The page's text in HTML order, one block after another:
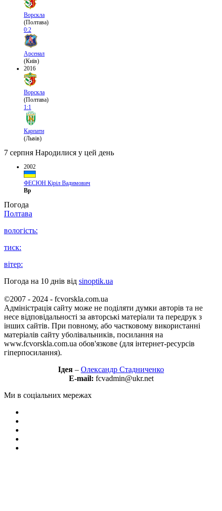
Ворскла
(Полтава)
0:2
Арсенал
(Київ)
2016
Ворскла
(Полтава)
1:1
Карпати
(Львів)
7 серпня Народилися у цей день
2002
ФЕСЮН Кіріл Вадимович
Вр
Погода
Полтава
вологість:
тиск:
вітер:
Погода на 10 днів від sinoptik.ua
©2007 - 2024 - fcvorskla.com.ua
Адміністрація сайту може не поділяти думки авторів та не
несе відповідальності за авторські матеріали та передрук з
інших сайтів. При повному, або частковому використанні
матеріалів сайту уболівальників, посилання на
www.fcvorskla.com.ua обов'язкове (для інтернет-ресурсів
гіперпосилання).
Ідея – Олександр Стадниченко
E-mail: fcvadmin@ukr.net
Ми в соціальних мережах